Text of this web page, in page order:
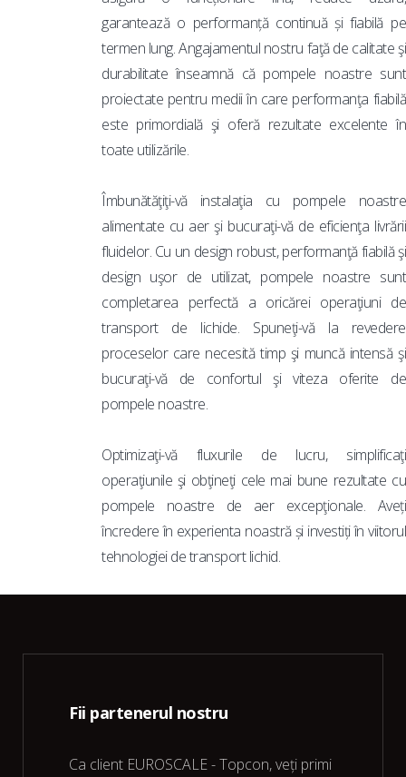
garantează o performanță continuă și fiabilă pe
termen lung. Angajamentul nostru faţă de calitate şi
durabilitate înseamnă că pompele noastre sunt
proiectate pentru medii în care performanţa fiabilă
este primordială şi oferă rezultate excelente în
toate utilizările.
Îmbunătăţiţi-vă instalaţia cu pompele noastre
alimentate cu aer şi bucuraţi-vă de eficienţa livrării
fluidelor. Cu un design robust, performanţă fiabilă şi
design uşor de utilizat, pompele noastre sunt
completarea perfectă a oricărei operaţiuni de
transport de lichide. Spuneţi-vă la revedere
proceselor care necesită timp şi muncă intensă şi
bucuraţi-vă de confortul şi viteza oferite de
pompele noastre.
Optimizaţi-vă fluxurile de lucru, simplificaţi
operaţiunile şi obţineţi cele mai bune rezultate cu
pompele noastre de aer excepţionale. Aveți
încredere în experienta noastră și investiți în viitorul
tehnologiei de transport lichid.
Fii partenerul nostru
Ca client EUROSCALE - Topcon, veți primi